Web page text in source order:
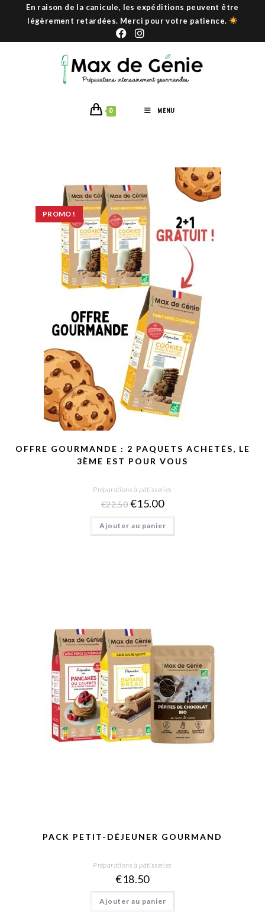
En raison de la canicule, les expéditions peuvent être
légèrement retardées. Merci pour votre patience.
0 MENU
PROMO !
OFFRE GOURMANDE : 2 PAQUETS ACHETÉS, LE
3ÈME EST POUR VOUS
Préparations à pâtisseries
€22.50 €15.00
Ajouter au panier
PACK PETIT-DÉJEUNER GOURMAND
Préparations à pâtisseries
€18.50
Ajouter au panier